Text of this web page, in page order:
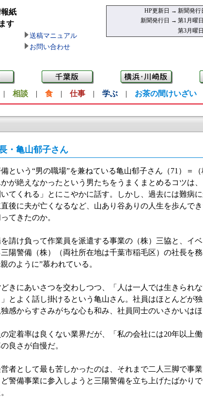
紙
す
送稿マニュアル
お問い合わせ
HP更新日 → 新聞発行
新聞発行日 → 第1月曜
第3月曜
相談| 食| 仕事| 学ぶ| お茶の間けいざい
・亀山郁子さん
という“男の職場”を兼ねている亀山郁子さん（71）＝
が絶えなかったという男たちをうまくまとめるコツは
てくれる」とにこやかに話す。しかし、過去には難病
後に夫が亡くなるなど、山あり谷ありの人生を歩んで
てきたのか。
請け負って作業員を派遣する事業の（株）三協と、イ
陽警備（株）（両社所在地は千葉市稲毛区）の社長を
のように”慕われている。
きにあいさつを交わしつつ、「人は一人では生きられ
とよく話し掛けるという亀山さん。社員はほとんどが
感からすさみがちな心も和み、社員同士のいさかいは
定着率は良くない業界だが、「私の会社には20年以上
良さが自慢だ。
者として最も苦しかったのは、それまで二人三脚で事
警備事業に参入しようと三陽警備を立ち上げたばかり